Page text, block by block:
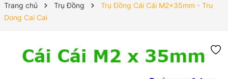
Trang chủ Trụ Đồng
Trụ Đồng Cái Cái M2x35mm - Tru
Dong Cai Cai